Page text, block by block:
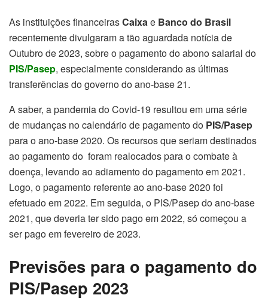
As instituições financeirasCaixae Banco do Brasil
recentemente divulgaram a tão aguardada notícia de
Outubro de 2023, sobre o pagamento do abono salarial do
PIS/Pasep, especialmente considerando as últimas
transferências do governo do ano-base 21.
A saber, a pandemia do Covid-19 resultou em uma série
de mudanças no calendário de pagamento do PIS/Pasep
para o ano-base 2020. Os recursos que seriam destinados
ao pagamento do foram realocados para o combate à
doença, levando ao adiamento do pagamento em 2021.
Logo, o pagamento referente ao ano-base 2020 foi
efetuado em 2022. Em seguida, o PIS/Pasep do ano-base
2021, que deveria ter sido pago em 2022, só começou a
ser pago em fevereiro de 2023.
Previsões para o pagamento do
PIS/Pasep 2023